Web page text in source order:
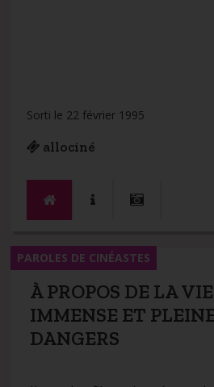
Sorti le 22 février 1995
allociné
À PROPOS DE LA
IMMENSE ET
DANGERS
PAROLES DE CINÉASTES